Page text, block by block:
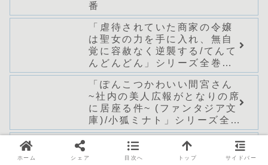
番
「虐待されていた商家の令嬢
は聖女の力を手に入れ、無自
覚に容赦なく逆襲する/てんて
んどんどん」シリーズ全巻の
あらすじ・感想
「ぽんこつかわいい間宮さん
~社内の美人広報がとなりの席
に居座る件~ (ファンタジア文
庫)/小狐ミナト」シリーズ全巻
のあらすじ・感想
「魔装学園H×H13(角川スニ
ーカー文庫) / 久慈 マサム
ホーム シェア 目次へ トップ サイドバー